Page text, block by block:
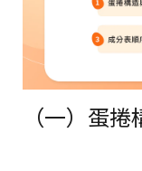
（一）蛋